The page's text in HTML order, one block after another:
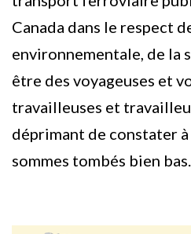
Canada dans le respect
environnementale, de la
être des voyageuses et
travailleuses et
déprimant de constater
sommes tombés bien bas.